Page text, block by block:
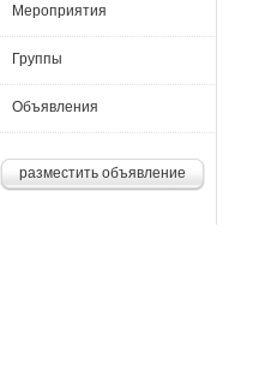
Мероприятия
Группы
Объявления
разместить объявление